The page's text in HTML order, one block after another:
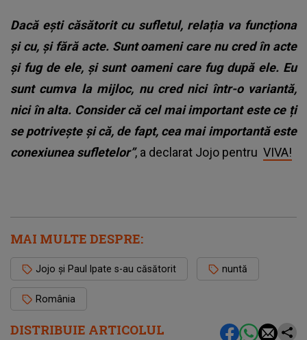
DISTRIBUIE ARTICOLUL
Dacă ești căsătorit cu sufletul, relația va funcționa
și cu, și fără acte. Sunt oameni care nu cred în acte
și fug de ele, și sunt oameni care fug după ele. Eu
sunt cumva la mijloc, nu cred nici într-o variantă,
nici în alta. Consider că cel mai important este ce ți
se potrivește și că, de fapt, cea mai importantă este
conexiunea sufletelor’’, a declarat Jojo pentru VIVA!
MAI MULTE DESPRE:
Jojo și Paul Ipate s-au căsătorit nuntă
România